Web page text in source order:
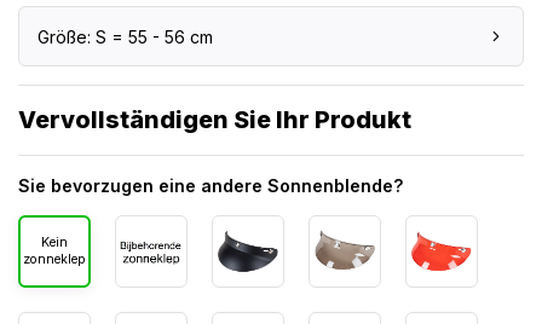
Größe: S = 55 - 56 cm
Vervollständigen Sie Ihr Produkt
Sie bevorzugen eine andere Sonnenblende?
Kein
zonneklep